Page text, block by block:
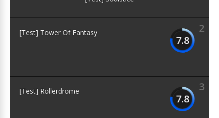
2
7.8
[Test] Tower Of Fantasy
3
7.8
[Test] Rollerdrome